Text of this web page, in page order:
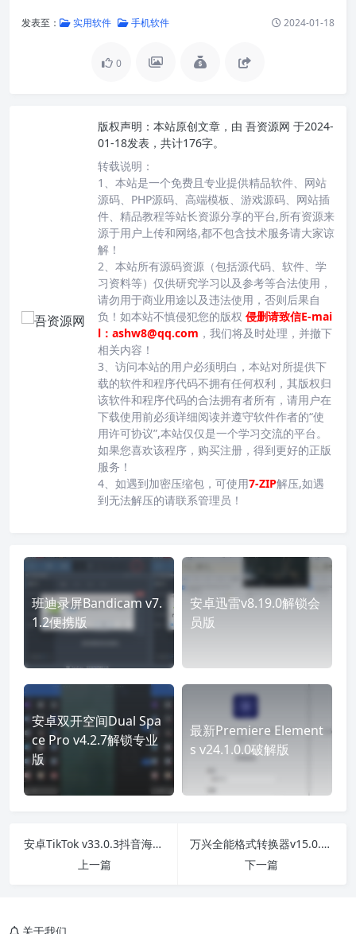
发表至： 实用软件 手机软件 2024-01-18
0
版权声明： 本站原创文章，由 吾资源网 于2024-
01-18发表，共计176字。
转载说明：
1、本站是一个免费且专业提供精品软件、网站
源码、PHP源码、高端模板、游戏源码、网站插
件、精品教程等站长资源分享的平台,所有资源来
源于用户上传和网络,都不包含技术服务请大家谅
解！
2、本站所有源码资源（包括源代码、软件、学
习资料等）仅供研究学习以及参考等合法使用，
请勿用于商业用途以及违法使用，否则后果自
负！如本站不慎侵犯您的版权 侵删请致信E-mai
l：ashw8@qq.com ，我们将及时处理，并撤下
相关内容！
3、访问本站的用户必须明白，本站对所提供下
载的软件和程序代码不拥有任何权利，其版权归
该软件和程序代码的合法拥有者所有，请用户在
下载使用前必须详细阅读并遵守软件作者的“使
用许可协议”,本站仅仅是一个学习交流的平台。
如果您喜欢该程序，购买注册，得到更好的正版
服务！
4、如遇到加密压缩包，可使用7-ZIP解压,如遇
到无法解压的请联系管理员！
班迪录屏Bandicam v7.
1.2便携版
安卓迅雷v8.19.0解锁会
员版
安卓双开空间Dual Spa
ce Pro v4.2.7解锁专业
版
最新Premiere Element
s v24.1.0.0破解版
安卓TikTok v33.0.3抖音海外版
上一篇
万兴全能格式转换器v15.0.10.8绿色版
下一篇
关于我们